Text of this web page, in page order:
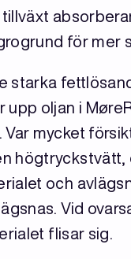
för mer
starka
upp oljan i
Var mycket
högtryckstvätt,
och
Vid
flisar sig.